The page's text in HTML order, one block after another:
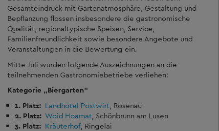
Gesamteindruck mit Gartenatmosphäre, Gestaltung und
Bepflanzung flossen insbesondere die gastronomische
Qualität, regionaltypische Speisen, Service,
Familienfreundlichkeit sowie besondere Angebote und
Veranstaltungen in die Bewertung ein.
Mitte Juli wurden folgende Auszeichnungen an die
teilnehmenden Gastronomiebetriebe verliehen:
Kategorie „Biergarten“
1. Platz: Landhotel Postwirt , Rosenau
2. Platz: Woid Hoamat , Schönbrunn am Lusen
3. Platz: Kräuterhof , Ringelai